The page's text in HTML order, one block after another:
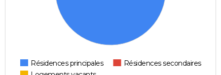
Résidences principales
Résidences secondaires